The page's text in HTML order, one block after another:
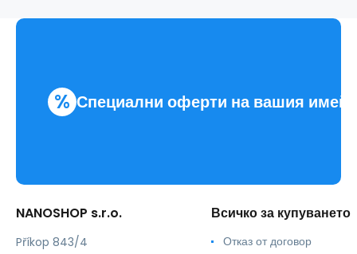
% Специални оферти на вашия
NANOSHOP s.r.o.
Příkop 843/4
Всичко за купуването
Отказ от договор